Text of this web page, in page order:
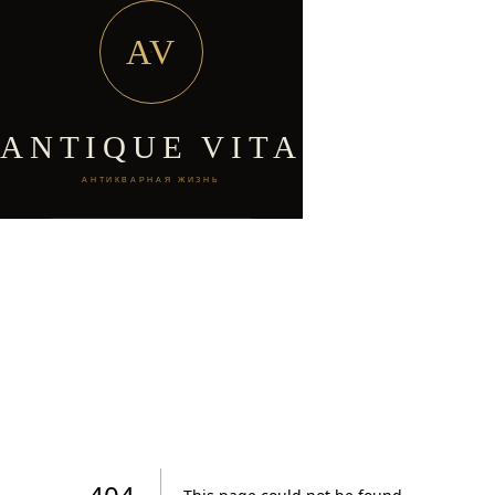
AV
ANTIQUE VITA
АНТИКВАРНАЯ ЖИЗНЬ